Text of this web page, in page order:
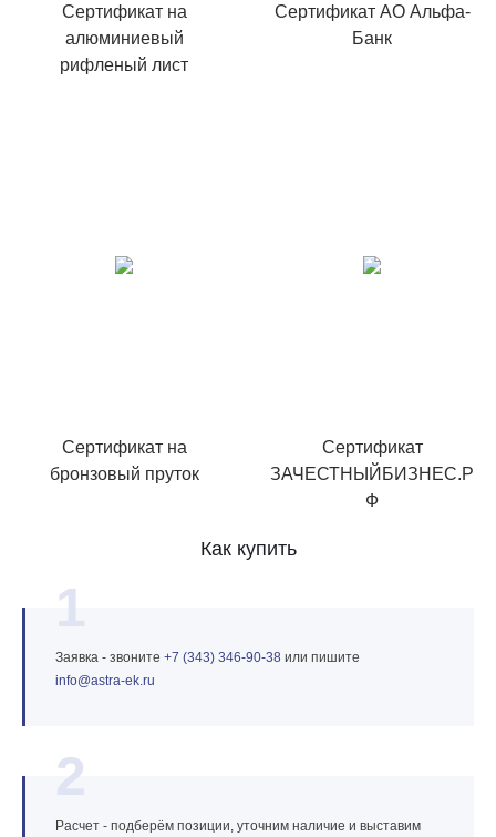
Сертификат на
алюминиевый
рифленый лист
Сертификат АО Альфа-
Банк
Сертификат на
бронзовый пруток
Сертификат
ЗАЧЕСТНЫЙБИЗНЕС.Р
Ф
Как купить
1
Заявка - звоните +7 (343) 346‑90‑38 или пишите
info@astra‑ek.ru
2
Расчет - подберём позиции, уточним наличие и выставим